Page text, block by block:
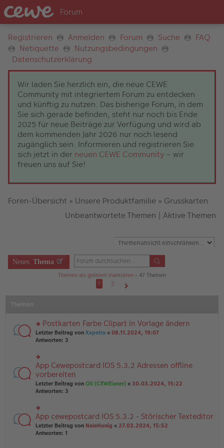
Registrieren Anmelden Forum Suche
FAQ
Netiquette
Nutzungsbedingungen
Datenschutzerklärung
Wir laden Sie herzlich ein, die neue CEWE
Community mit integriertem Forum zu entdecken
und künftig zu nutzen. Das bisherige Forum, in dem
Sie sich gerade befinden, steht nur noch bis Ende
2025 für neue Beiträge zur Verfügung und wird ab
dem kommenden Jahr 2026 nur noch lesend
zugänglich sein. Informieren und registrieren Sie
sich jetzt in der neuen CEWE Community – wir
freuen uns auf Sie!
Foren-Übersicht » Unsere Produktfamilie » Grusskarten
Unbeantwortete Themen | Aktive Themen
Neues Thema
Themen als gelesen markieren • 47 Themen
1
2
rs
te
u
n
g
el
es
e
er
B
ei
tr
a
Postkarten Farbe Clipart in Vorlage ändern
Letzter Beitrag von Xxpetra « 08.11.2024, 19:07
Antworten: 3
rs
te
r
u
n
el
es
e
n
App Cewepostcard IOS 5.3.2 Adressen offline
vorbereiten
Letzter Beitrag von Oli (CEWEianer) « 30.03.2024, 15:22
Antworten: 3
rs
te
r
App cewepostcard IOS 5.3.2 - Störischer Texteditor
Letzter Beitrag von NeleHonig « 27.03.2024, 15:52
Antworten: 1